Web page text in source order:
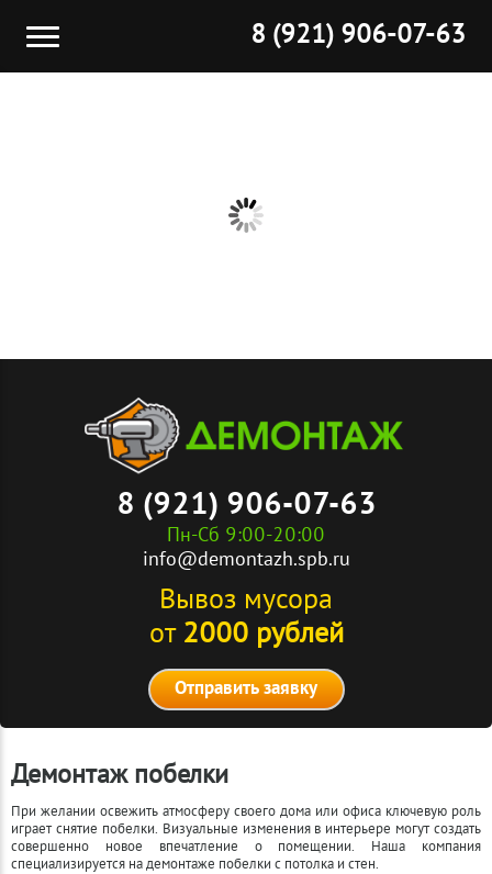
8 (921) 906-07-63
8 (921) 906-07-63
Пн-Сб 9:00-20:00
info@demontazh.spb.ru
Вывоз мусора
от 2000 рублей
Отправить заявку
Демонтаж побелки
При желании освежить атмосферу своего дома или офиса ключевую роль
играет снятие побелки. Визуальные изменения в интерьере могут создать
совершенно новое впечатление о помещении. Наша компания
специализируется на демонтаже побелки с потолка и стен.